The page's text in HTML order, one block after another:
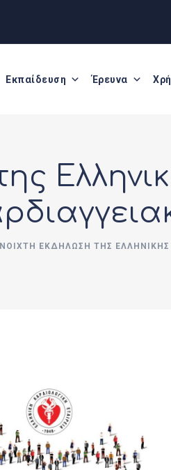
Εκπαίδευση Έρευνα
ΕΚΔΉΛΩΣΗ ΤΗΣ ΕΛΛΗΝΙΚΉΣ